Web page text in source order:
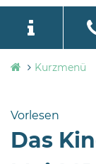
Bramstedt
language
Kurzmenü
Vorlesen
Das